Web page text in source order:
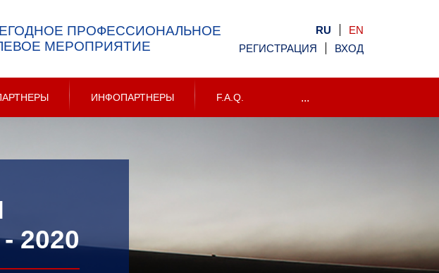
ПРОФЕССИОНАЛЬНОЕ
МЕРОПРИЯТИЕ
RU
EN
РЕГИСТРАЦИЯ
ВХОД
ИНФОПАРТНЕРЫ F.A.Q. ...
2020